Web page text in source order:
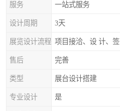
服务 一站式服务
设计周期 3天
展览设计流程
售后 完善
类型 展台设计搭建
专业设计 是